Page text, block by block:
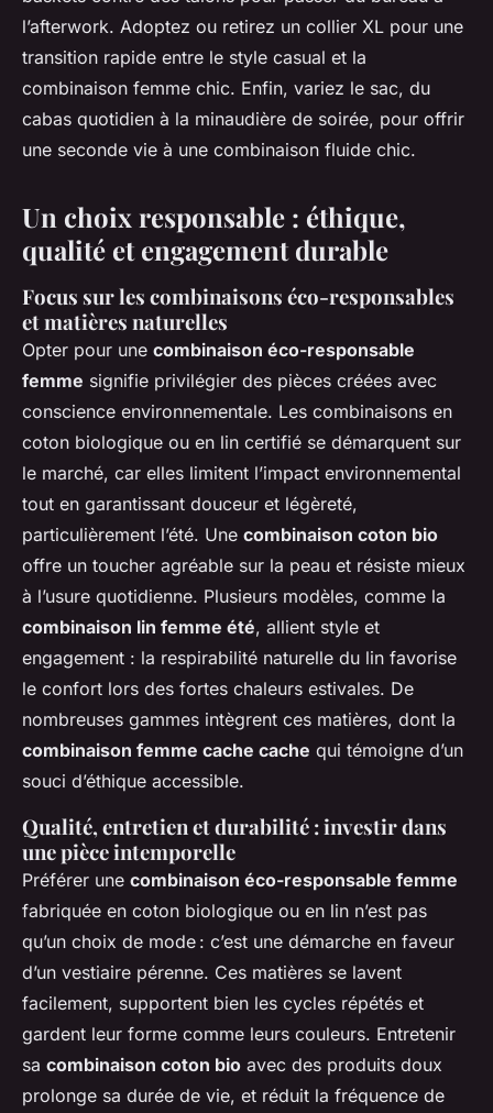
l’afterwork. Adoptez ou retirez un collier XL pour une
transition rapide entre le style casual et la
combinaison femme chic. Enfin, variez le sac, du
cabas quotidien à la minaudière de soirée, pour offrir
une seconde vie à une combinaison fluide chic.
Un choix responsable : éthique,
qualité et engagement durable
Focus sur les combinaisons éco-responsables
et matières naturelles
Opter pour une combinaison éco-responsable
femme signifie privilégier des pièces créées avec
conscience environnementale. Les combinaisons en
coton biologique ou en lin certifié se démarquent sur
le marché, car elles limitent l’impact environnemental
tout en garantissant douceur et légèreté,
particulièrement l’été. Une combinaison coton bio
offre un toucher agréable sur la peau et résiste mieux
à l’usure quotidienne. Plusieurs modèles, comme la
combinaison lin femme été, allient style et
engagement : la respirabilité naturelle du lin favorise
le confort lors des fortes chaleurs estivales. De
nombreuses gammes intègrent ces matières, dont la
combinaison femme cache cache qui témoigne d’un
souci d’éthique accessible.
Qualité, entretien et durabilité : investir dans
une pièce intemporelle
Préférer une combinaison éco-responsable femme
fabriquée en coton biologique ou en lin n’est pas
qu’un choix de mode : c’est une démarche en faveur
d’un vestiaire pérenne. Ces matières se lavent
facilement, supportent bien les cycles répétés et
gardent leur forme comme leurs couleurs. Entretenir
sa combinaison coton bio avec des produits doux
prolonge sa durée de vie, et réduit la fréquence de